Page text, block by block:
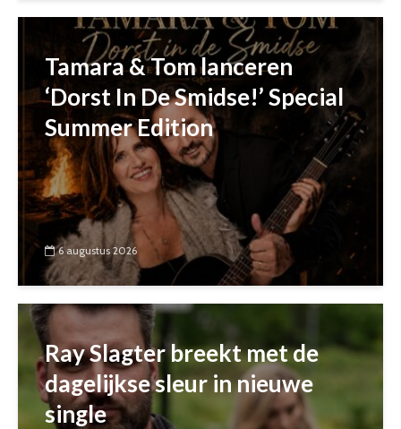
Tamara & Tom lanceren
‘Dorst In De Smidse!’ Special
Summer Edition
6 augustus 2026
Ray Slagter breekt met de
dagelijkse sleur in nieuwe
single